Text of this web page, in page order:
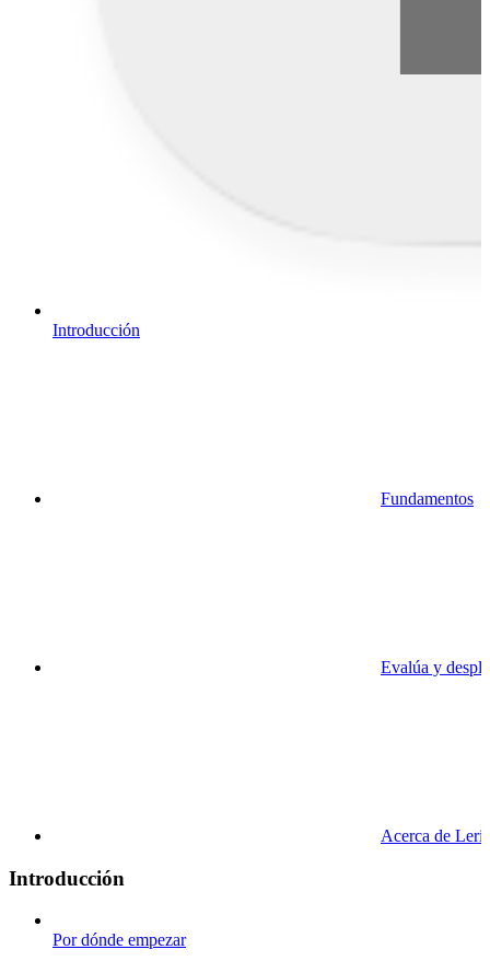
Introducción
Fundamentos
Evalúa y
Acerca de
Introducción
Por dónde empezar